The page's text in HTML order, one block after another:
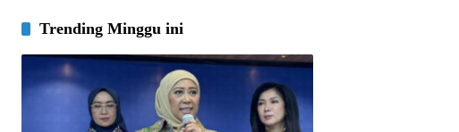
Trending Minggu ini